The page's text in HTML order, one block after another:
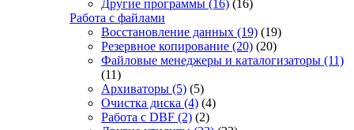
Другие программы (16) (16)
Работа с файлами
Восстановление данных (19) (19)
Резервное копирование (20) (20)
Файловые менеджеры и каталогизаторы (11)
(11)
Архиваторы (5) (5)
Очистка диска (4) (4)
Работа с DBF (2) (2)